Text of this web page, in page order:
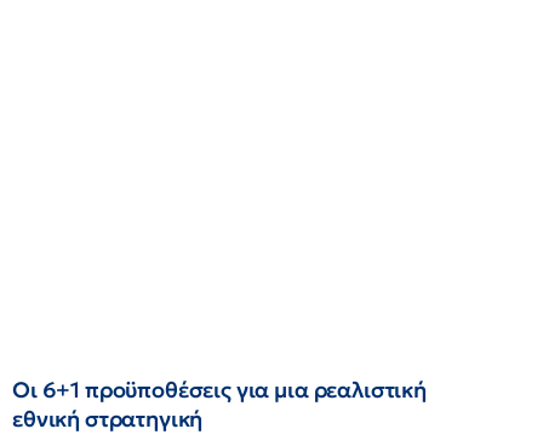
Οι 6+1 προϋποθέσεις για μια ρεαλιστική
εθνική στρατηγική